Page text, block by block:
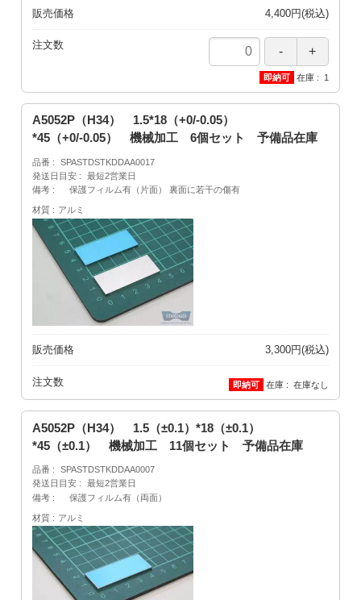
販売価格 4,400円(税込)
注文数
在庫 1
A5052P（H34） 1.5*18（+0/-0.05）
*45（+0/-0.05） 機械加工 6個セット 予備品在庫
品番
SPASTDSTKDDAA0017
発送日目安
最短2営業日
備考
保護フィルム有（片面） 裏面に若干の傷有
材質 アルミ
販売価格 3,300円(税込)
注文数 在庫 在庫なし
A5052P（H34） 1.5（±0.1）*18（±0.1）
*45（±0.1） 機械加工 11個セット 予備品在庫
品番
SPASTDSTKDDAA0007
発送日目安
最短2営業日
備考
保護フィルム有（両面）
材質 アルミ